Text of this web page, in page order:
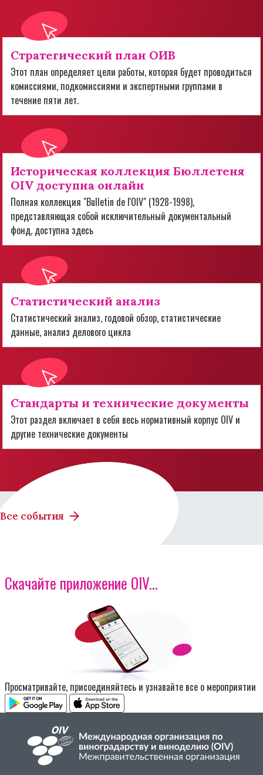
Стратегический план ОИВ
Этот план определяет цели работы, которая будет проводиться
комиссиями, подкомиссиями и экспертными группами в
течение пяти лет.
Историческая коллекция Бюллетеня
OIV доступна онлайн
Полная коллекция "Bulletin de l'OIV" (1928-1998),
представляющая собой исключительный документальный
фонд, доступна здесь
Статистический анализ
Статистический анализ, годовой обзор, статистические
данные, анализ делового цикла
Стандарты и технические документы
Этот раздел включает в себя весь нормативный корпус OIV и
другие технические документы
Все события
Скачайте приложение OIV...
Изображение
Просматривайте, присоединяйтесь и узнавайте все о мероприятии